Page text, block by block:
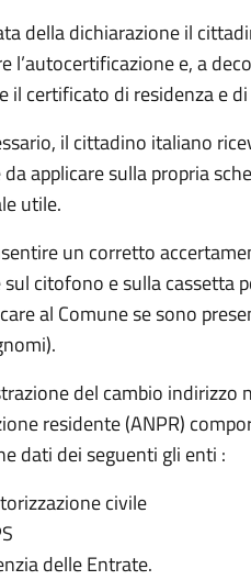
della dichiarazione il
l’autocertificazione e, a
il certificato di residenza e
il cittadino italiano
applicare sulla propria
utile.
un corretto
sul citofono e sulla cassetta
al Comune se sono
del cambio indirizzo
residente (ANPR)
dati dei seguenti gli enti :
civile
delle Entrate.